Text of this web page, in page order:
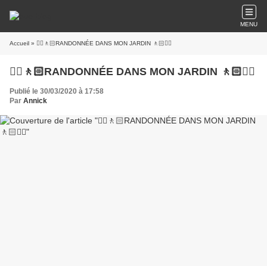
MENU
Accueil » 🚶‍♀️🚶🏻RANDONNÉE DANS MON JARDIN 🚶🏻🚶‍♀️
🚶‍♀️🚶🏻RANDONNÉE DANS MON JARDIN 🚶🏻🚶‍♀️
Publié le 30/03/2020 à 17:58
Par Annick